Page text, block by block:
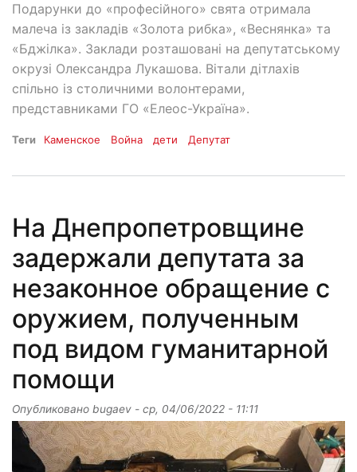
Подарунки до «професійного» свята отримала
малеча із закладів «Золота рибка», «Веснянка» та
«Бджілка». Заклади розташовані на депутатському
окрузі Олександра Лукашова. Вітали дітлахів
спільно із столичними волонтерами,
представниками ГО «Елеос-Україна».
Теги Каменское Война дети Депутат
На Днепропетровщине
задержали депутата за
незаконное обращение с
оружием, полученным
под видом гуманитарной
помощи
Опубликовано bugaev - ср, 04/06/2022 - 11:11